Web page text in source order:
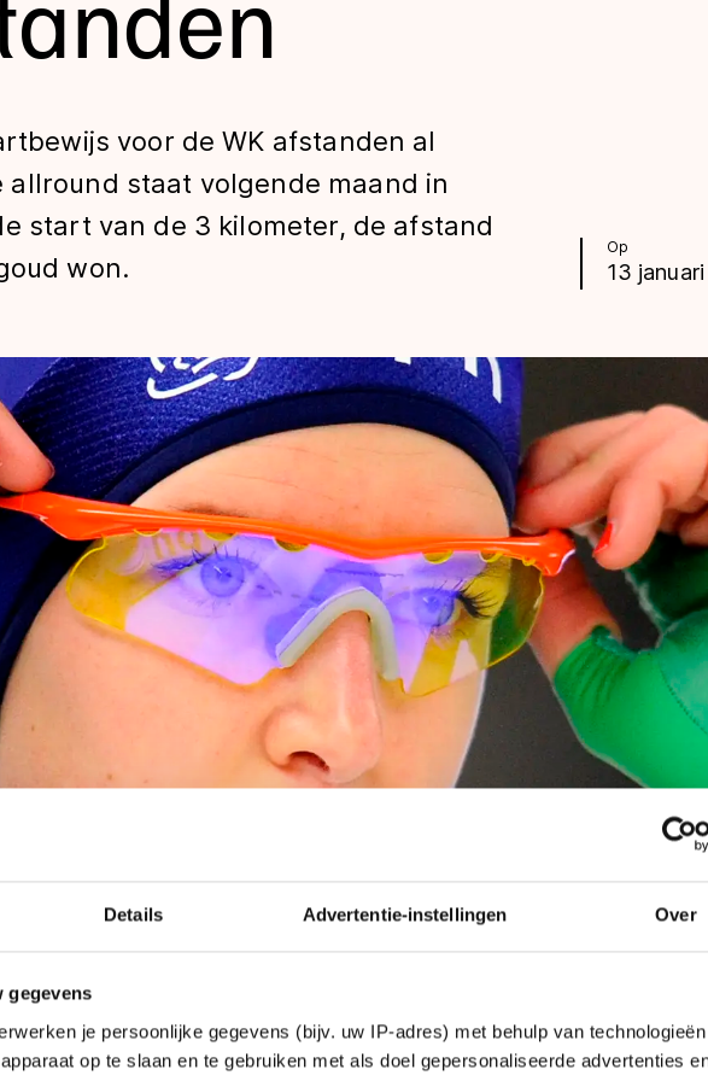
Details Advertentie-instellingen Over
gegevens
je persoonlijke gegevens (bijv. uw IP-adres) met behulp van
op te slaan en te gebruiken met als doel gepersonaliseerde advertenties
Op
13
voor de WK afstanden al
allround staat volgende maand in
start van de 3 kilometer, de afstand
won.